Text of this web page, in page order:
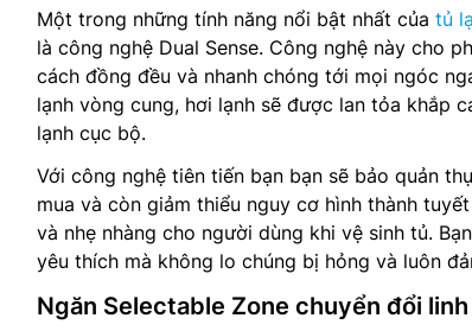
Một trong những tính năng nổi bật nhất của tủ
là công nghệ Dual Sense. Công nghệ này cho
cách đồng đều và nhanh chóng tới mọi ngóc
lạnh vòng cung, hơi lạnh sẽ được lan tỏa khắp
lạnh cục bộ.
Với công nghệ tiên tiến bạn bạn sẽ bảo quản
mua và còn giảm thiểu nguy cơ hình thành
và nhẹ nhàng cho người dùng khi vệ sinh tủ.
yêu thích mà không lo chúng bị hỏng và luôn
Ngăn Selectable Zone chuyển đổi